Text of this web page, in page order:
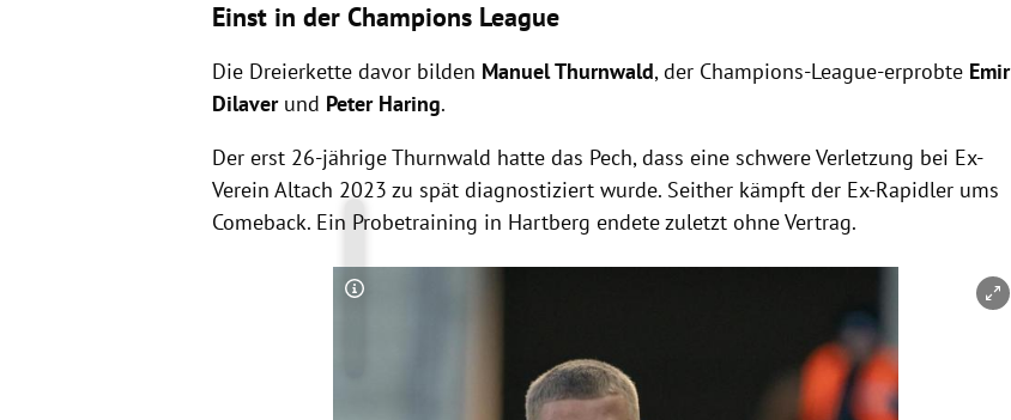
Einst in der Champions League
Die Dreierkette davor bilden Manuel Thurnwald, der Champions-League-erprobte Emir
Dilaver und Peter Haring.
Der erst 26-jährige Thurnwald hatte das Pech, dass eine schwere Verletzung bei Ex-
Verein Altach 2023 zu spät diagnostiziert wurde. Seither kämpft der Ex-Rapidler ums
Comeback. Ein Probetraining in Hartberg endete zuletzt ohne Vertrag.
Copyright-Hinweis öffnen/schließen